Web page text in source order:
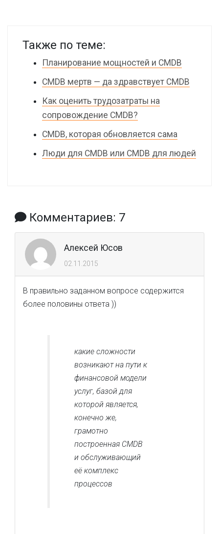
Также по теме:
Планирование мощностей и CMDB
CMDB мертв — да здравствует CMDB
Как оценить трудозатраты на
сопровождение CMDB?
CMDB, которая обновляется сама
Люди для CMDB или CMDB для людей
Комментариев: 7
Алексей Юсов
02.11.2015
В правильно заданном вопросе содержится
более половины ответа ))
какие сложности
возникают на пути к
финансовой модели
услуг, базой для
которой является,
конечно же,
грамотно
построенная CMDB
и обслуживающий
её комплекс
процессов